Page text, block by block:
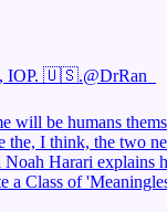
IOP. 🇺🇸.@DrRan_
will be humans
the, I think, the two
Noah Harari explains
a Class of